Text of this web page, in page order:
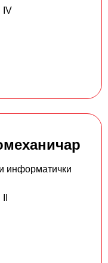
IV
информатички